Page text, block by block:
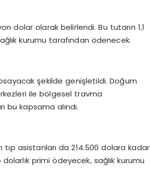
dolar olarak belirlendi. Bu tutarın 1,1
kurumu tarafından ödenecek.
şekilde genişletildi. Doğum
ile bölgesel travma
bu kapsama alındı.
asistanları da 214.500 dolara kadar
primi ödeyecek, sağlık kurumu